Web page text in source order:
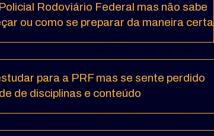
Rodoviário Federal mas não sabe
ou como se preparar da maneira certa
para a PRF mas se sente perdido
de disciplinas e conteúdo